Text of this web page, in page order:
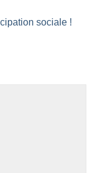
sociale !